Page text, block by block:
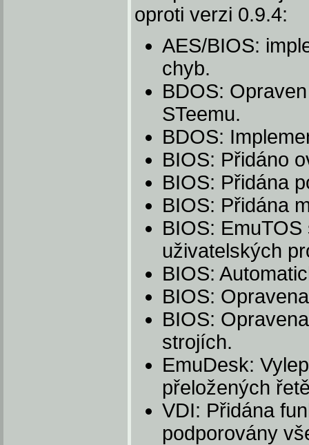
oproti verzi 0.9.4:
AES/BIOS:
chyb.
BDOS:
STeemu.
BDOS:
BIOS: Přidáno
BIOS: Přidána
BIOS: Přidána
BIOS:
uživatelských
BIOS:
BIOS:
BIOS:
strojích.
EmuDesk:
přeložených
VDI: Přidána
podporovány